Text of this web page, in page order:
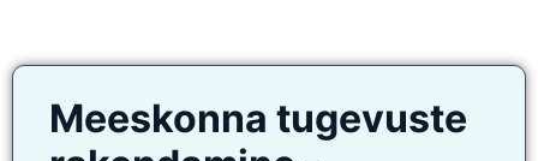
Meeskonna tugevuste